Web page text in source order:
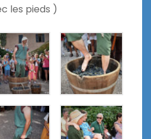
les pieds )